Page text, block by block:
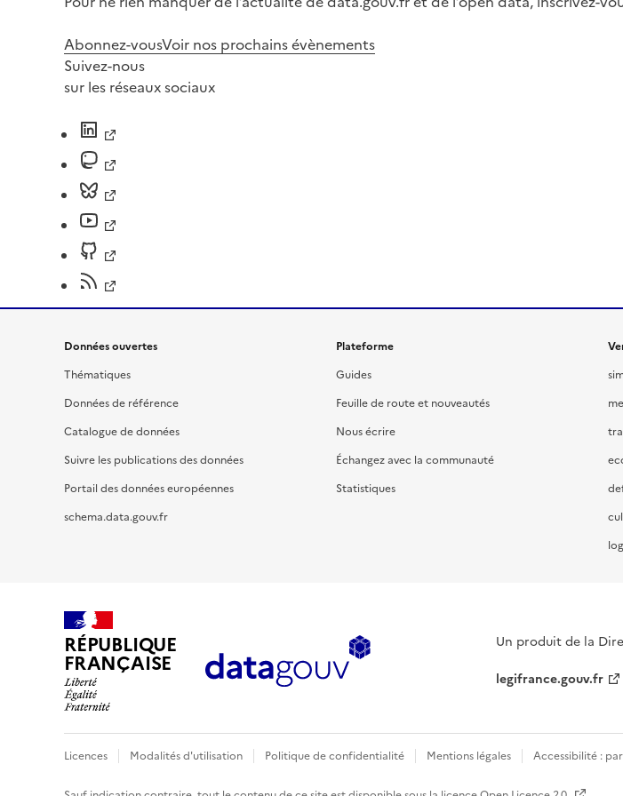
Abonnez-vousVoir nos prochains évènements
Suivez-nous
sur les réseaux sociaux
Données ouvertes
Thématiques
Données de référence
Catalogue de données
Suivre les publications des données
Portail des données européennes
schema.data.gouv.fr
Plateforme
Guides
Feuille de route et nouveautés
Nous écrire
Échangez avec la communauté
Statistiques
RÉPUBLIQUE
FRANÇAISE
Un produit de la
legifrance.gouv.fr
Licences Modalités d'utilisation Politique de confidentialité Mentions légales Accessibilité :